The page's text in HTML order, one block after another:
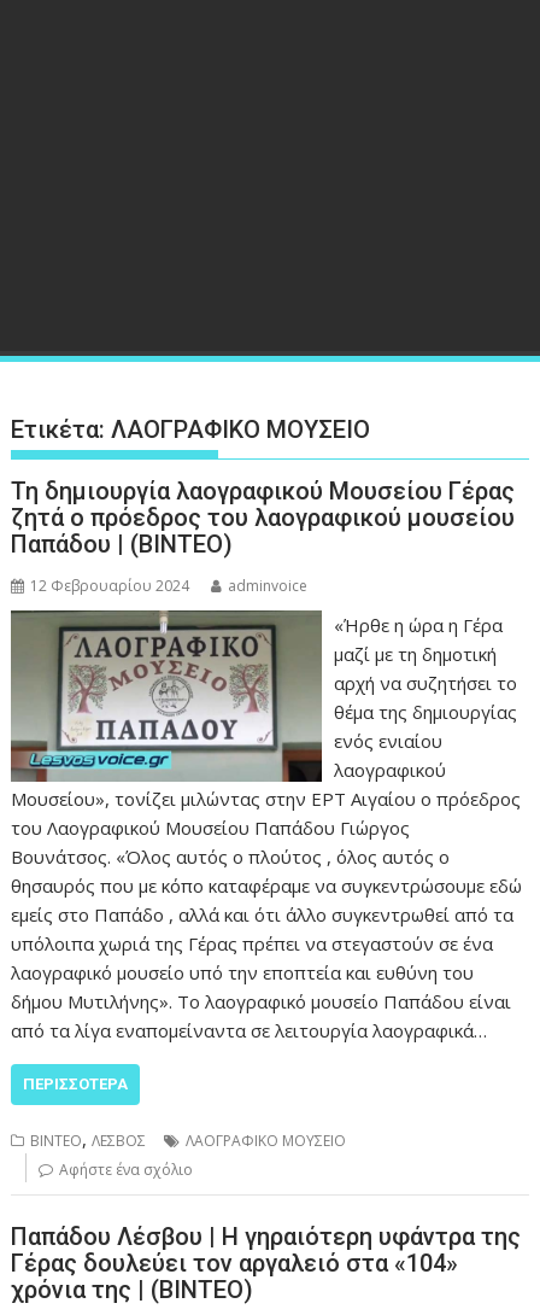
Ετικέτα:ΛΑΟΓΡΑΦΙΚΟ ΜΟΥΣΕΙΟ
Τη δημιουργία λαογραφικού Μουσείου Γέρας
ζητά ο πρόεδρος του λαογραφικού μουσείου
Παπάδου | (ΒΙΝΤΕΟ)
12 Φεβρουαρίου 2024 adminvoice
«Ήρθε η ώρα η Γέρα
μαζί με τη δημοτική
αρχή να συζητήσει το
θέμα της δημιουργίας
ενός ενιαίου
λαογραφικού
Μουσείου», τονίζει μιλώντας στην ΕΡΤ Αιγαίου ο πρόεδρος
του Λαογραφικού Μουσείου Παπάδου Γιώργος
Βουνάτσος. «Όλος αυτός ο πλούτος , όλος αυτός ο
θησαυρός που με κόπο καταφέραμε να συγκεντρώσουμε εδώ
εμείς στο Παπάδο , αλλά και ότι άλλο συγκεντρωθεί από τα
υπόλοιπα χωριά της Γέρας πρέπει να στεγαστούν σε ένα
λαογραφικό μουσείο υπό την εποπτεία και ευθύνη του
δήμου Μυτιλήνης». Το λαογραφικό μουσείο Παπάδου είναι
από τα λίγα εναπομείναντα σε λειτουργία λαογραφικά…
ΠΕΡΙΣΣΌΤΕΡΑ
ΒΙΝΤΕΟ,ΛΕΣΒΟΣ
ΛΑΟΓΡΑΦΙΚΟ ΜΟΥΣΕΙΟ
Αφήστε ένα σχόλιο
Παπάδου Λέσβου | Η γηραιότερη υφάντρα της
Γέρας δουλεύει τον αργαλειό στα «104»
χρόνια της | (ΒΙΝΤΕΟ)